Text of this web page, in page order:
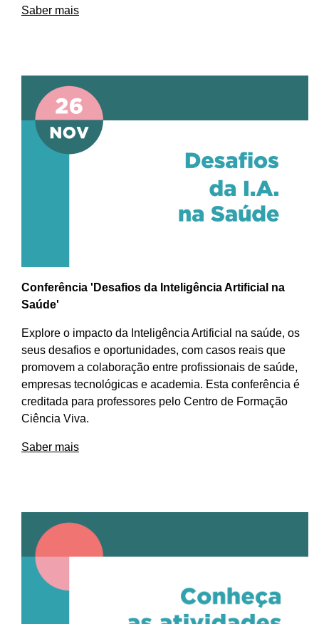
Saber mais
Conferência 'Desafios da Inteligência Artificial na
Saúde'
Explore o impacto da Inteligência Artificial na saúde, os
seus desafios e oportunidades, com casos reais que
promovem a colaboração entre profissionais de saúde,
empresas tecnológicas e academia. Esta conferência é
creditada para professores pelo Centro de Formação
Ciência Viva.
Saber mais